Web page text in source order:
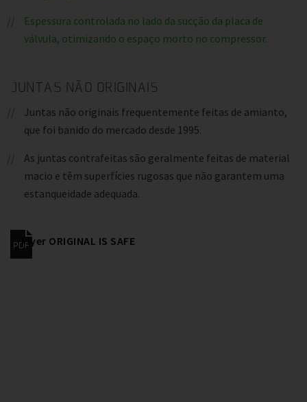
Espessura controlada no lado da sucção da placa de
válvula, otimizando o espaço morto no compressor.
JUNTAS NÃO ORIGINAIS
Juntas não originais frequentemente feitas de amianto,
que foi banido do mercado desde 1995.
As juntas contrafeitas são geralmente feitas de material
macio e têm superfícies rugosas que não garantem uma
estanqueidade adequada.
Flyer ORIGINAL IS SAFE